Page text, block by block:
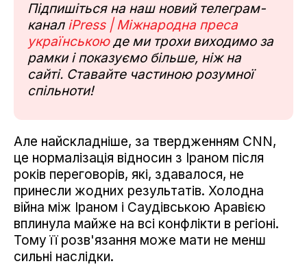
Підпишіться на наш новий телеграм-
канал iPress | Міжнародна преса
українськоюде ми трохи виходимо за
рамки і показуємо більше, ніж на
сайті. Ставайте частиною розумної
спільноти!
Але найскладніше, за твердженням CNN,
це нормалізація відносин з Іраном після
років переговорів, які, здавалося, не
принесли жодних результатів. Холодна
війна між Іраном і Саудівською Аравією
вплинула майже на всі конфлікти в регіоні.
Тому її розв'язання може мати не менш
сильні наслідки.